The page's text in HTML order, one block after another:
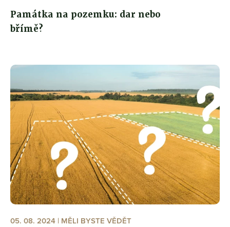
Památka na pozemku: dar nebo
břímě?
05. 08. 2024 | MĚLI BYSTE VĚDĚT